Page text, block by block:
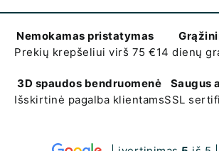
Nemokamas pristatymas
Prekių krepšeliui virš 75 €14 dienų
3D spaudos bendruomenė
Išskirtinė pagalba klientams
Saugus
SSL